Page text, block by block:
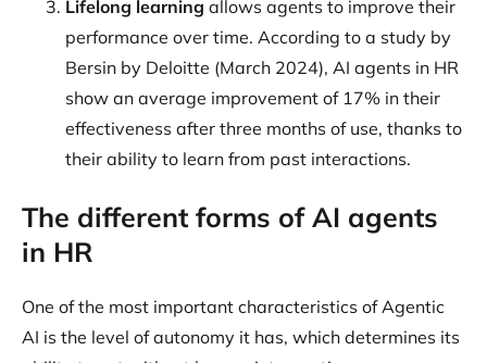
Lifelong learning allows agents to improve their
performance over time. According to a study by
Bersin by Deloitte (March 2024), AI agents in HR
show an average improvement of 17% in their
effectiveness after three months of use, thanks to
their ability to learn from past interactions.
The different forms of AI agents
in HR
One of the most important characteristics of Agentic
AI is the level of autonomy it has, which determines its